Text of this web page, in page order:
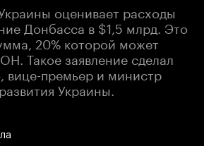
оценивает расходы
Донбасса в $1,5 млрд. Это
20% которой может
Такое заявление сделал
вице-премьер и министр
Украины.